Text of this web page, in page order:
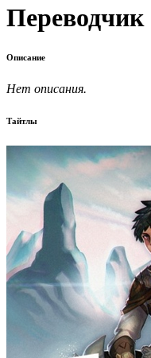
Переводчик
Описание
Нет описания.
Тайтлы